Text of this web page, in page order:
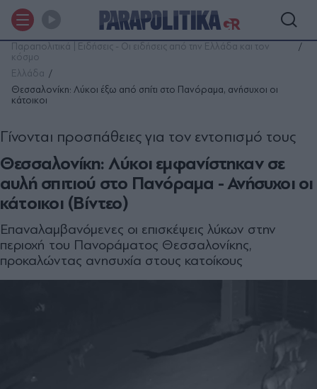
Παραπολιτικά | Ειδήσεις - Οι ειδήσεις από την Ελλάδα και τον
κόσμο
Ελλάδα
Θεσσαλονίκη: Λύκοι έξω από σπίτι στο Πανόραμα, ανήσυχοι οι
κάτοικοι
Θεσσαλονίκη: Λύκοι εμφανίστηκαν σε
αυλή σπιτιού στο Πανόραμα - Ανήσυχοι οι
κάτοικοι (Βίντεο)
Γίνονται προσπάθειες για τον εντοπισμό τους
Επαναλαμβανόμενες οι επισκέψεις λύκων στην
περιοχή του Πανοράματος Θεσσαλονίκης,
προκαλώντας ανησυχία στους κατοίκους